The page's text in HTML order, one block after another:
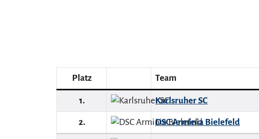
Platz Team
1. Karlsruher SC
2. DSC Arminia Bielefeld